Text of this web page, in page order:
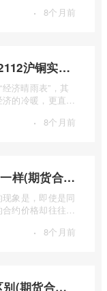
· 8个月前
沪铜连续cu0001(cu2112沪铜实时行情)
济晴雨表”，其
的冷暖，更直接
· 8个月前
期货每个合约价格不一样(期货合约之间的价格差)
象是，即使是同
约价格却往往不
· 8个月前
期货2205和2209的区别(期货合约2205什么意思)